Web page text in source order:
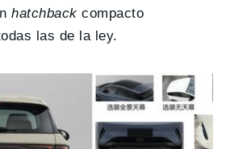
hatchback compacto
las de la ley.